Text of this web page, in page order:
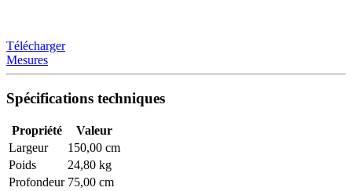
Télécharger
Mesures
Spécifications techniques
Propriété
Valeur
Largeur
150,00 cm
Poids
24,80 kg
Profondeur 75,00 cm